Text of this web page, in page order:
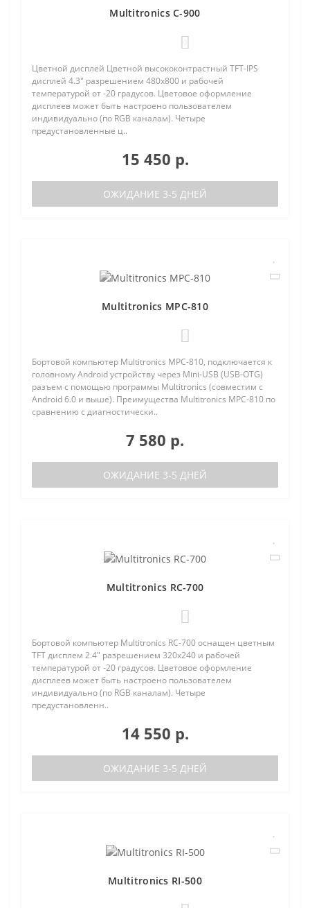
Multitronics C-900
Цветной дисплей Цветной высококонтрастный TFT-IPS
дисплей 4.3" разрешением 480х800 и рабочей
температурой от -20 градусов. Цветовое оформление
дисплеев может быть настроено пользователем
индивидуально (по RGB каналам). Четыре
предустановленные ц..
15 450 р.
ОЖИДАНИЕ 3-5 ДНЕЙ
Multitronics MPC-810
Бортовой компьютер Multitronics MPC-810, подключается к
головному Android устройству через Mini-USB (USB-OTG)
разъем с помощью программы Multitronics (совместим с
Android 6.0 и выше). Преимущества Multitronics MPC-810 по
сравнению с диагностически..
7 580 р.
ОЖИДАНИЕ 3-5 ДНЕЙ
Multitronics RC-700
Бортовой компьютер Multitronics RC-700 оснащен цветным
TFT дисплем 2.4" разрешением 320х240 и рабочей
температурой от -20 градусов. Цветовое оформление
дисплеев может быть настроено пользователем
индивидуально (по RGB каналам). Четыре
предустановленн..
14 550 р.
ОЖИДАНИЕ 3-5 ДНЕЙ
Multitronics RI-500